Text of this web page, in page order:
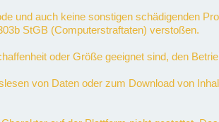
und auch keine sonstigen schädigenden
StGB (Computerstraftaten) verstoßen.
oder Größe geeignet sind, den
von Daten oder zum Download von